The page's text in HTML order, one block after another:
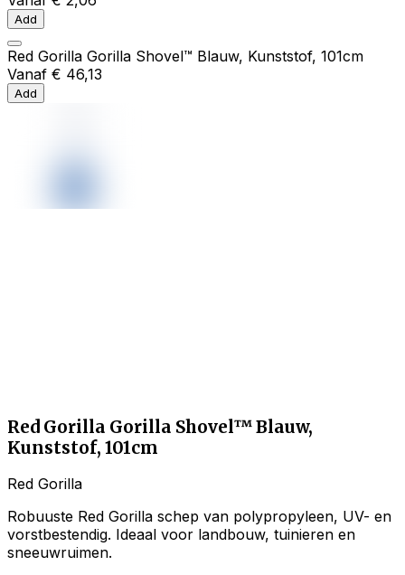
Add
Red Gorilla Gorilla Shovel™ Blauw, Kunststof, 101cm
Vanaf € 46,13
Add
Red Gorilla Gorilla Shovel™ Blauw,
Kunststof, 101cm
Red Gorilla
Robuuste Red Gorilla schep van polypropyleen, UV- en
vorstbestendig. Ideaal voor landbouw, tuinieren en
sneeuwruimen.